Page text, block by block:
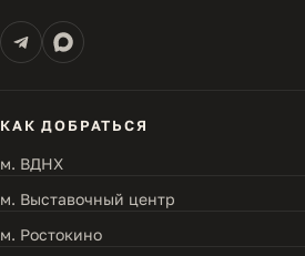
КАК ДОБРАТЬСЯ
м. ВДНХ
м. Выставочный центр
м. Ростокино